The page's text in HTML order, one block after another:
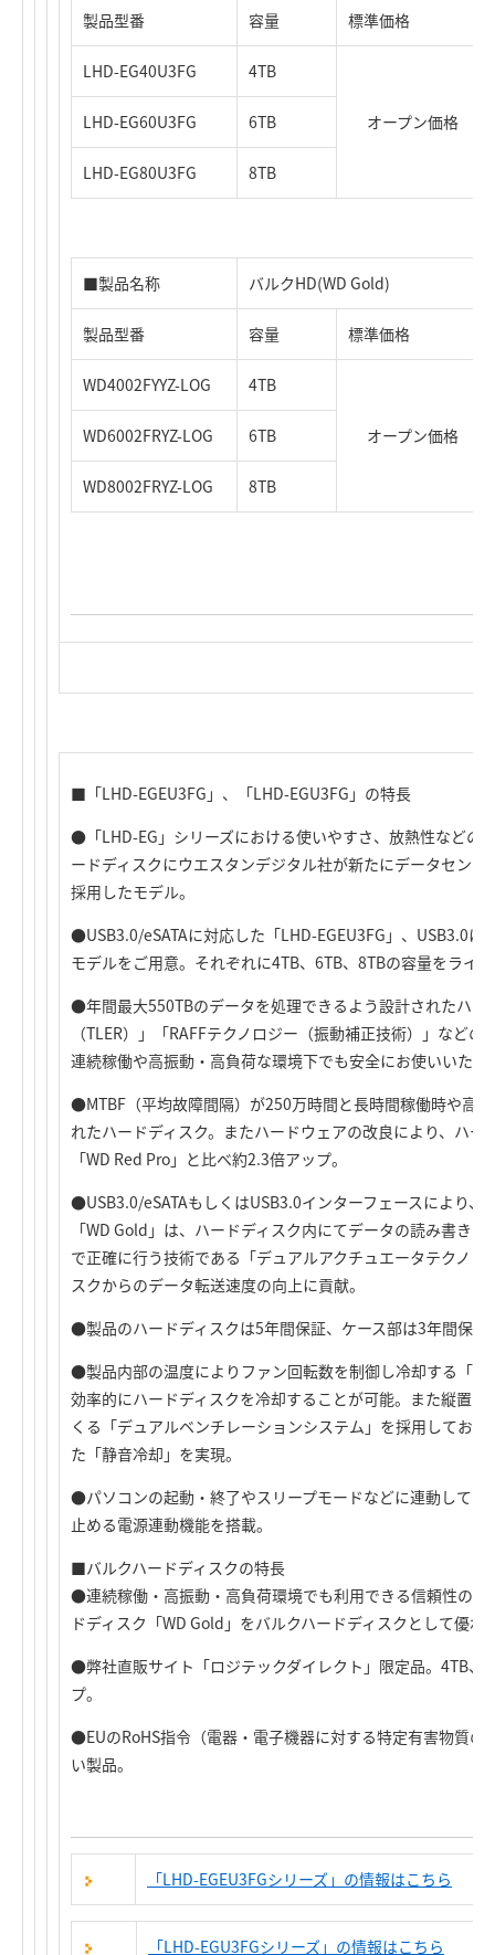
製品型番 容量 標準価格
LHD-EG40U3FG 4TB
オープン価格
LHD-EG60U3FG 6TB
LHD-EG80U3FG 8TB
■製品名称 バルクHD(WD Gold)
製品型番 容量 標準価格
WD4002FYYZ-LOG 4TB
オープン価格
WD6002FRYZ-LOG 6TB
WD8002FRYZ-LOG 8TB
■「LHD-EGEU3FG」、「LHD-EGU3FG」の特長
●「LHD-EG」シリーズにおける使いやすさ、放熱性などの
ードディスクにウエスタンデジタル社が新たにデータセン
採用したモデル。
●USB3.0/eSATAに対応した「LHD-EGEU3FG」、USB3.0に
モデルをご用意。それぞれに4TB、6TB、8TBの容量をライ
●年間最大550TBのデータを処理できるよう設計されたハー
（TLER）」「RAFFテクノロジー（振動補正技術）」など
連続稼働や高振動・高負荷な環境下でも安全にお使いいただ
●MTBF（平均故障間隔）が250万時間と長時間稼働時や高
れたハードディスク。またハードウェアの改良により、ハー
「WD Red Pro」と比べ約2.3倍アップ。
●USB3.0/eSATAもしくはUSB3.0インターフェースにより、
「WD Gold」は、ハードディスク内にてデータの読み書き
で正確に行う技術である「デュアルアクチュエータテクノ
スクからのデータ転送速度の向上に貢献。
●製品のハードディスクは5年間保証、ケース部は3年間保証
●製品内部の温度によりファン回転数を制御し冷却する「
効率的にハードディスクを冷却することが可能。また縦置
くる「デュアルベンチレーションシステム」を採用してお
た「静音冷却」を実現。
●パソコンの起動・終了やスリープモードなどに連動して自
止める電源連動機能を搭載。
■バルクハードディスクの特長
●連続稼働・高振動・高負荷環境でも利用できる信頼性の
ドディスク「WD Gold」をバルクハードディスクとして優
●弊社直販サイト「ロジテックダイレクト」限定品。4TB、
プ。
●EUのRoHS指令（電器・電子機器に対する特定有害物質の
い製品。
「LHD-EGEU3FGシリーズ」の情報はこちら
「LHD-EGU3FGシリーズ」の情報はこちら